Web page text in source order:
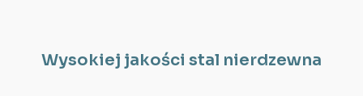
Wysokiej jakości stal nierdzewna